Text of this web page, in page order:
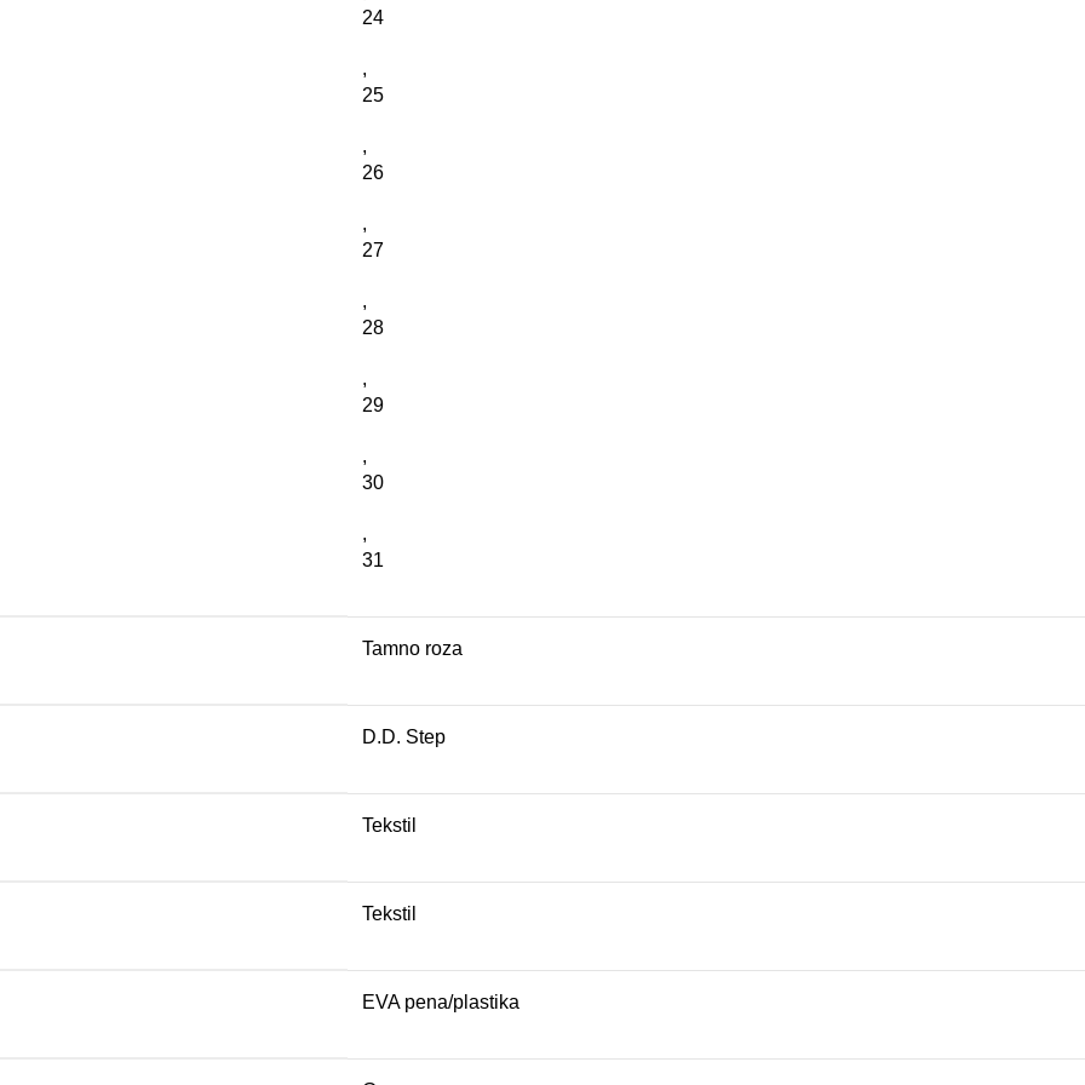
24
,
25
,
26
,
27
,
28
,
29
,
30
,
31
Tamno roza
D.D. Step
Tekstil
Tekstil
EVA pena/plastika